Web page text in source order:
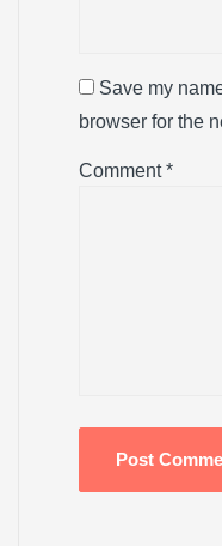
Save my
browser for the
Comment*